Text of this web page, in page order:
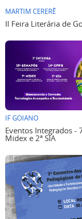
MARTIM CERERÊ
II Feira Literária de
IF GOIANO
Eventos Integrados -
Midex e 2ª SIA